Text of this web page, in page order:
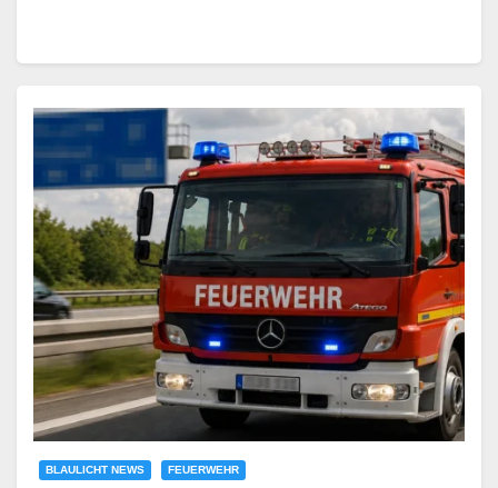
BLAULICHT NEWS FEUERWEHR